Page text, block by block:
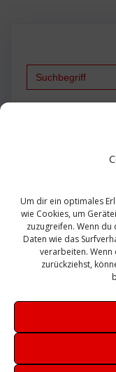
Um dir ein optimales
wie Cookies, um
zuzugreifen. Wenn
Daten wie das
verarbeiten.
zurückziehst,
Sanierung SBS
Sicherung
Update
VMWare